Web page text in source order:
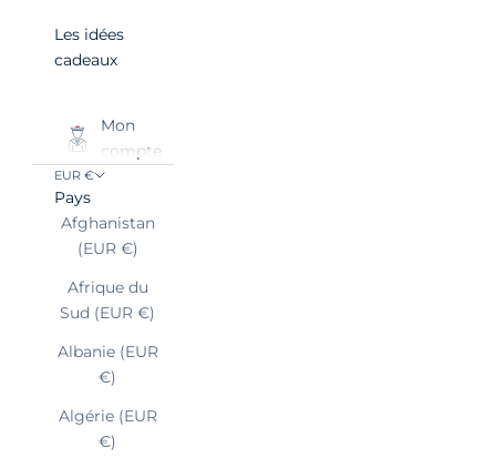
Les idées
cadeaux
Mon
compte
EUR €
Pays
Afghanistan
(EUR €)
Afrique du
Sud (EUR €)
Albanie (EUR
€)
Algérie (EUR
€)